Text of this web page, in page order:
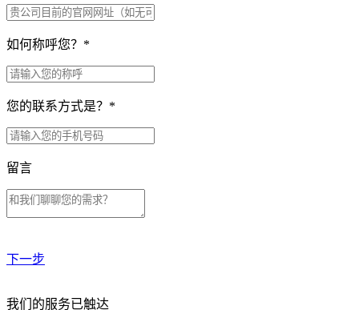
如何称呼您？ *
您的联系方式是？ *
留言
下一步
贵公司预算范围是？
我们的服务已触达